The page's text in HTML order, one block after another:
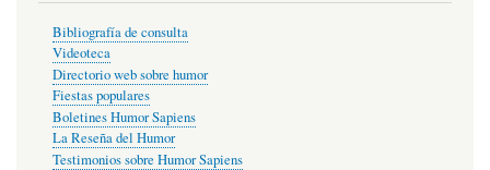
Bibliografía de consulta
Videoteca
Directorio web sobre humor
Fiestas populares
Boletines Humor Sapiens
La Reseña del Humor
Testimonios sobre Humor Sapiens